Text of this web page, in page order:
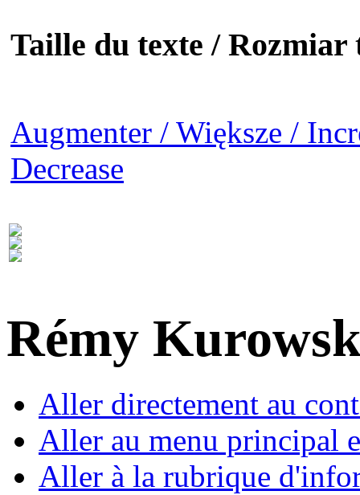
Taille du texte / Rozmiar
Augmenter / Większe /
Decrease
Rémy
Aller directement au
Aller au menu principal
Aller à la rubrique